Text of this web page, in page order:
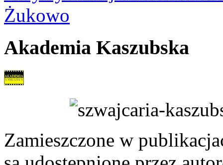
Żukowo
Akademia Kaszubska
Zamieszczone w